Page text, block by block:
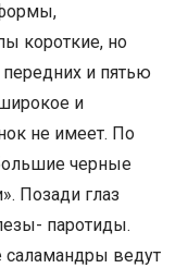
короткие, но
и пятью
и
не имеет. По
черные
Позади глаз
паротиды.
ведут